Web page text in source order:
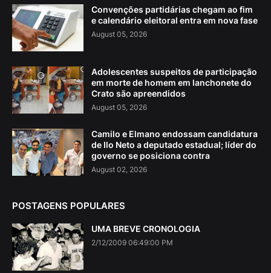
Convenções partidárias chegam ao fim
e calendário eleitoral entra em nova fase
August 05, 2026
Adolescentes suspeitos de participação
em morte de homem em lanchonete do
Crato são apreendidos
August 05, 2026
Camilo e Elmano endossam candidatura
de Ilo Neto a deputado estadual; líder do
governo se posiciona contra
August 02, 2026
POSTAGENS POPULARES
UMA BREVE CRONOLOGIA
2/12/2009 06:49:00 PM